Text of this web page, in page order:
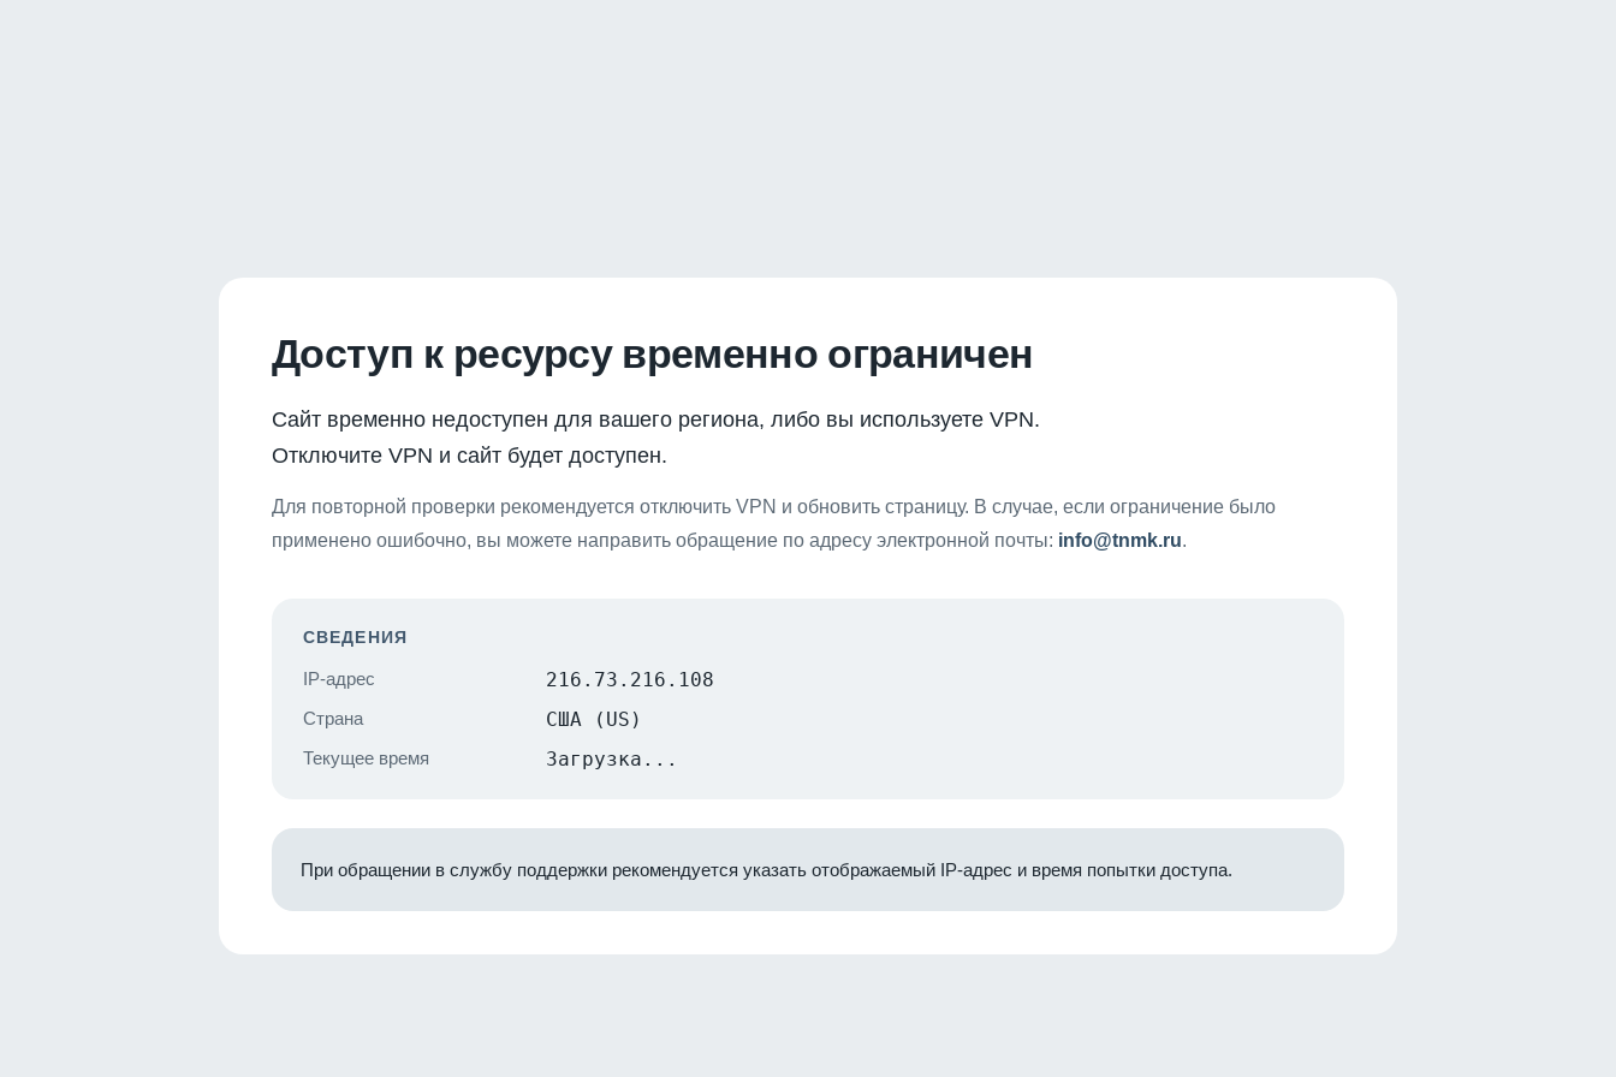
Доступ к ресурсу временно ограничен
Сайт временно недоступен для вашего региона, либо вы используете VPN.
Отключите VPN и сайт будет доступен.
Для повторной проверки рекомендуется отключить VPN и обновить страницу. В случае, если ограничение было
применено ошибочно, вы можете направить обращение по адресу электронной почты: info@tnmk.ru.
СВЕДЕНИЯ
IP-адрес 216.73.216.108
Страна США (US)
Текущее время Загрузка...
При обращении в службу поддержки рекомендуется указать отображаемый IP-адрес и время попытки доступа.